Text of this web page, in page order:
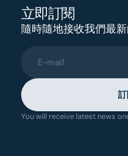
立即訂閱
隨時隨地接收我們最
E-mail
You will receive latest news